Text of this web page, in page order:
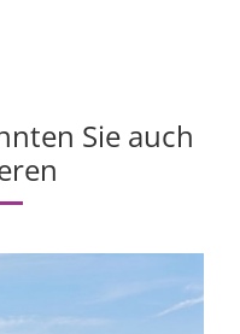
Sie auch